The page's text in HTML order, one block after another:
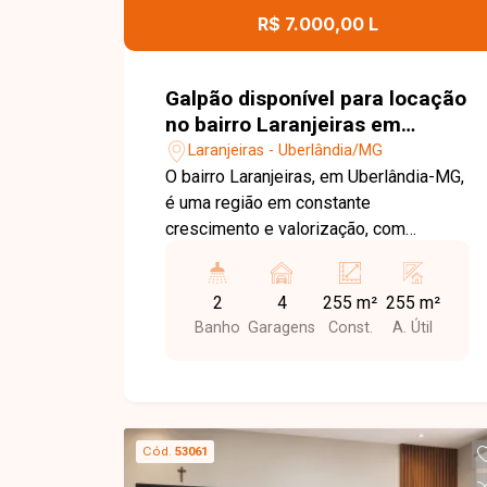
R$ 7.000,00 L
Galpão disponível para locação
no bairro Laranjeiras em
Uberlândia-MG
Laranjeiras - Uberlândia/MG
O bairro Laranjeiras, em Uberlândia-MG,
é uma região em constante
crescimento e valorização, com
às principais vias da cidade. Localizado
em avenida de grande fluxo, oferece
ótima visibilidade e praticidade, sendo
aproximadamente 255m² de área
construída, composto por amplo salão,
2
Banho
4
Garagens
255 m²
Const.
255 m²
A. Útil
Cód. 53061